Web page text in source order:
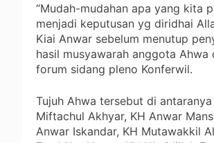
“Mudah-mudahan apa yang kita
menjadi keputusan yg diridhai
Kiai Anwar sebelum menutup
hasil musyawarah anggota Ahwa
forum sidang pleno Konferwil.
Tujuh Ahwa tersebut di antaranya
Miftachul Akhyar, KH Anwar
Anwar Iskandar, KH Mutawakkil